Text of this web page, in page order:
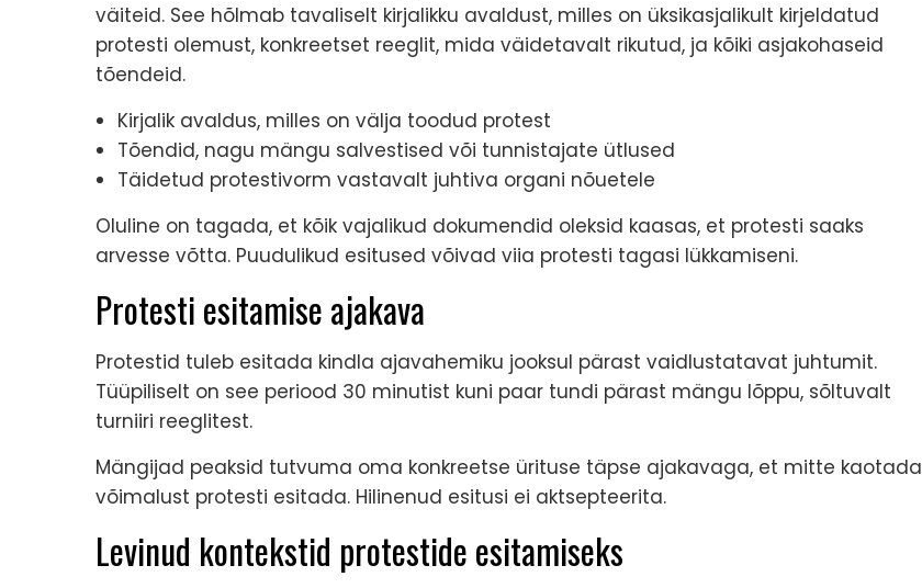
väiteid. See hõlmab tavaliselt kirjalikku avaldust, milles on üksikasjalikult kirjeldatud
protesti olemust, konkreetset reeglit, mida väidetavalt rikutud, ja kõiki asjakohaseid
tõendeid.
Kirjalik avaldus, milles on välja toodud protest
Tõendid, nagu mängu salvestised või tunnistajate ütlused
Täidetud protestivorm vastavalt juhtiva organi nõuetele
Oluline on tagada, et kõik vajalikud dokumendid oleksid kaasas, et protesti saaks
arvesse võtta. Puudulikud esitused võivad viia protesti tagasi lükkamiseni.
Protesti esitamise ajakava
Protestid tuleb esitada kindla ajavahemiku jooksul pärast vaidlustatavat juhtumit.
Tüüpiliselt on see periood 30 minutist kuni paar tundi pärast mängu lõppu, sõltuvalt
turniiri reeglitest.
Mängijad peaksid tutvuma oma konkreetse ürituse täpse ajakavaga, et mitte kaotada
võimalust protesti esitada. Hilinenud esitusi ei aktsepteerita.
Levinud kontekstid protestide esitamiseks